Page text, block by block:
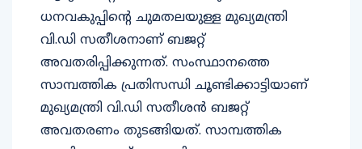
ധനവകുപ്പിന്റെ ചുമതലയുള്ള മുഖ്യമന്ത്രി
വി.ഡി സതീശനാണ് ബജറ്റ്
അവതരിപ്പിക്കുന്നത്. സംസ്ഥാനത്തെ
സാമ്പത്തിക പ്രതിസന്ധി ചൂണ്ടിക്കാട്ടിയാണ്
മുഖ്യമന്ത്രി വി.ഡി സതീശന്‍ ബജറ്റ്
അവതരണം തുടങ്ങിയത്. സാമ്പത്തിക